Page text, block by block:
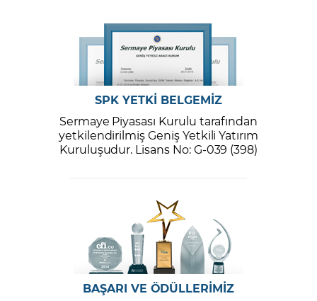
SPK YETKİ BELGEMİZ
Sermaye Piyasası Kurulu tarafından
yetkilendirilmiş Geniş Yetkili Yatırım
Kuruluşudur. Lisans No: G-039 (398)
BAŞARI VE ÖDÜLLERİMİZ